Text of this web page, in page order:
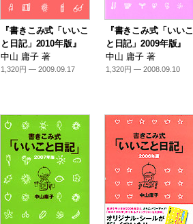
『書きこみ式「いいこ
と日記」2010年版』
中山 庸子 著
1,320円 — 2009.09.17
『書きこみ式「いいこ
と日記」2009年版』
中山 庸子 著
1,320円 — 2008.09.10